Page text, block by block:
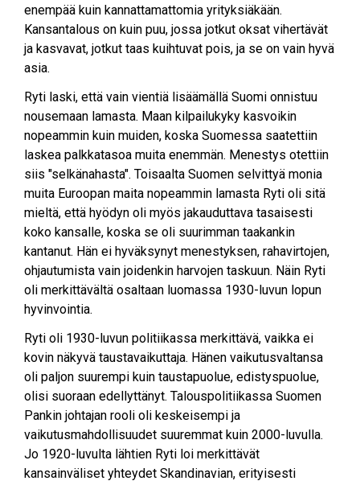
enempää kuin kannattamattomia yrityksiäkään.
Kansantalous on kuin puu, jossa jotkut oksat vihertävät
ja kasvavat, jotkut taas kuihtuvat pois, ja se on vain hyvä
asia.
Ryti laski, että vain vientiä lisäämällä Suomi onnistuu
nousemaan lamasta. Maan kilpailukyky kasvoikin
nopeammin kuin muiden, koska Suomessa saatettiin
laskea palkkatasoa muita enemmän. Menestys otettiin
siis "selkänahasta". Toisaalta Suomen selvittyä monia
muita Euroopan maita nopeammin lamasta Ryti oli sitä
mieltä, että hyödyn oli myös jakauduttava tasaisesti
koko kansalle, koska se oli suurimman taakankin
kantanut. Hän ei hyväksynyt menestyksen, rahavirtojen,
ohjautumista vain joidenkin harvojen taskuun. Näin Ryti
oli merkittävältä osaltaan luomassa 1930-luvun lopun
hyvinvointia.
Ryti oli 1930-luvun politiikassa merkittävä, vaikka ei
kovin näkyvä taustavaikuttaja. Hänen vaikutusvaltansa
oli paljon suurempi kuin taustapuolue, edistyspuolue,
olisi suoraan edellyttänyt. Talouspolitiikassa Suomen
Pankin johtajan rooli oli keskeisempi ja
vaikutusmahdollisuudet suuremmat kuin 2000-luvulla.
Jo 1920-luvulta lähtien Ryti loi merkittävät
kansainväliset yhteydet Skandinavian, erityisesti